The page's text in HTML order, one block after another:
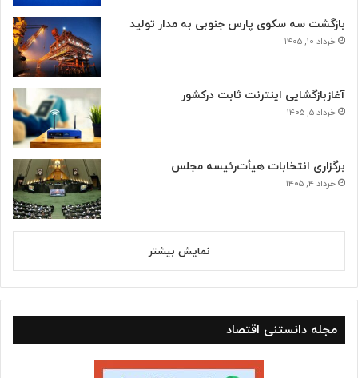
بازگشت سه سکوی پارس جنوبی به مدار تولید
خرداد ۱۰, ۱۴۰۵
آغازبازگشایی اینترنت ثابت درکشور
خرداد ۵, ۱۴۰۵
برگزاری انتخابات هیأت‌رئیسه مجلس
خرداد ۴, ۱۴۰۵
نمایش بیشتر
مجله دانستنی اقتصاد